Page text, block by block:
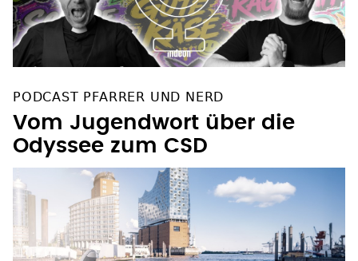
PODCAST PFARRER UND NERD
Vom Jugendwort über die
Odyssee zum CSD